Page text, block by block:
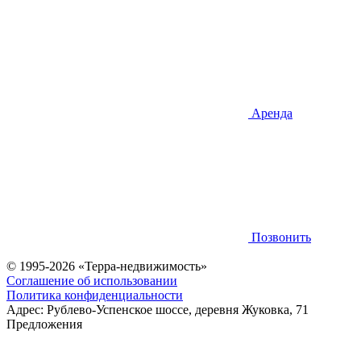
Аренда
Позвонить
© 1995-2026 «Терра-недвижимость»
Соглашение об использовании
Политика конфиденциальности
Адрес: Рублево-Успенское шоссе, деревня Жуковка, 71
Предложения